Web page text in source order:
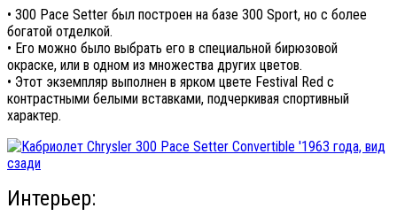
• 300 Pace Setter был построен на базе 300 Sport, но с более
богатой отделкой.
• Его можно было выбрать его в специальной бирюзовой
окраске, или в одном из множества других цветов.
• Этот экземпляр выполнен в ярком цвете Festival Red с
контрастными белыми вставками, подчеркивая спортивный
характер.
Интерьер: